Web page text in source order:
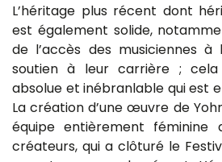
L’héritage plus récent dont
est également solide,
de l’accès des musiciennes
soutien à leur carrière ;
absolue et inébranlable qui est
La création d’une œuvre de
équipe entièrement féminine
créateurs, qui a clôturé le